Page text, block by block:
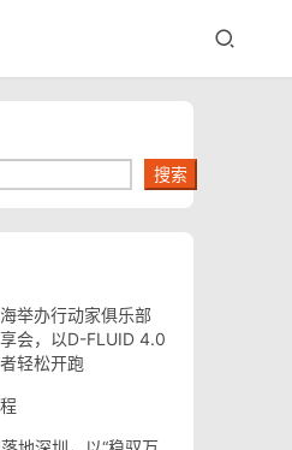
搜索
举办行动家俱乐部
享会，以D-FLUID 4.0
轻松开跑